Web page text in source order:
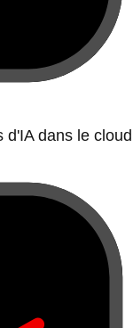
d'IA dans le cloud